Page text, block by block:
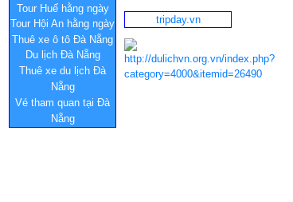
Tour Huế hằng ngày
Tour Hội An hằng ngày
Thuê xe ô tô Đà Nẵng
Du lịch Đà Nẵng
Thuê xe du lịch Đà
Nẵng
Vé tham quan tại Đà
Nẵng
tripday.vn